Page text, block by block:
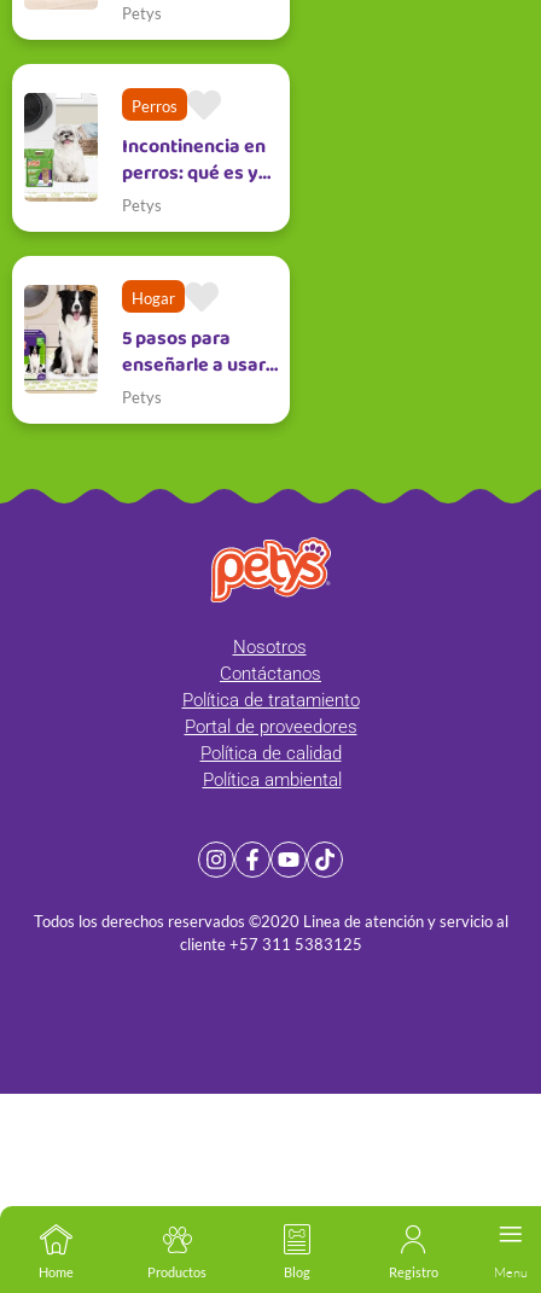
Petys
Perros
Incontinencia en
perros: qué es y
cómo
identificarla
Petys
Hogar
5 pasos para
enseñarle a usar
los tapetes a mi
mascota
Petys
Nosotros
Contáctanos
Política de tratamiento
Portal de proveedores
Política de calidad
Política ambiental
Todos los derechos reservados ©2020 Linea de atención y servicio al
cliente +57 311 5383125
Home Productos Blog Registro Menu